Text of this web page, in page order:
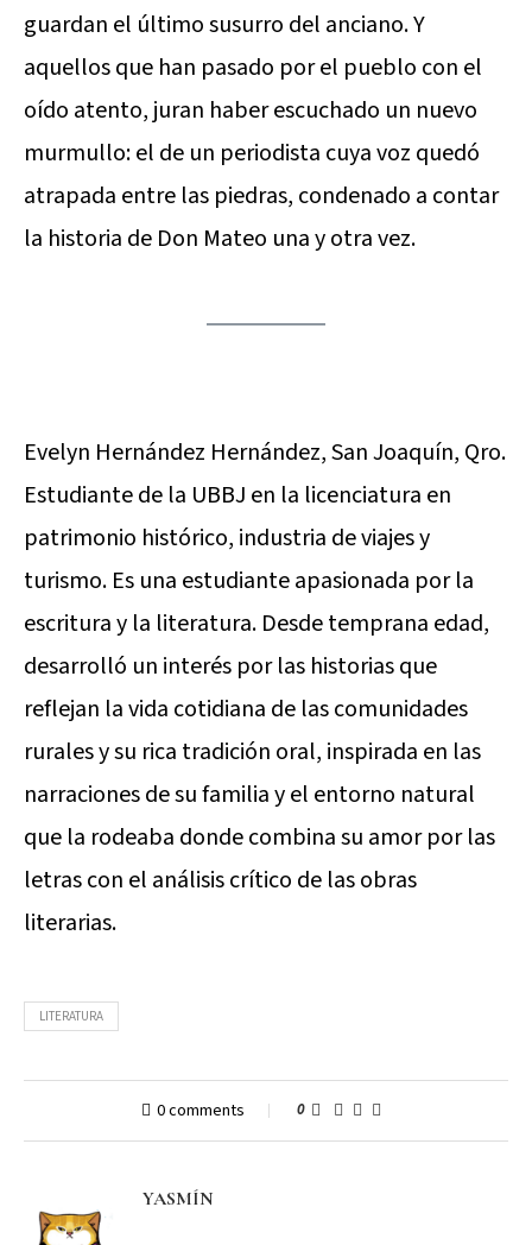
guardan el último susurro del anciano. Y
aquellos que han pasado por el pueblo con el
oído atento, juran haber escuchado un nuevo
murmullo: el de un periodista cuya voz quedó
atrapada entre las piedras, condenado a contar
la historia de Don Mateo una y otra vez.
Evelyn Hernández Hernández, San Joaquín, Qro.
Estudiante de la UBBJ en la licenciatura en
patrimonio histórico, industria de viajes y
turismo. Es una estudiante apasionada por la
escritura y la literatura. Desde temprana edad,
desarrolló un interés por las historias que
reflejan la vida cotidiana de las comunidades
rurales y su rica tradición oral, inspirada en las
narraciones de su familia y el entorno natural
que la rodeaba donde combina su amor por las
letras con el análisis crítico de las obras
literarias.
LITERATURA
0 comments 0
YASMÍN